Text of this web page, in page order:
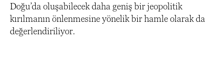
Doğu’da oluşabilecek daha geniş bir jeopolitik
kırılmanın önlenmesine yönelik bir hamle olarak da
değerlendiriliyor.